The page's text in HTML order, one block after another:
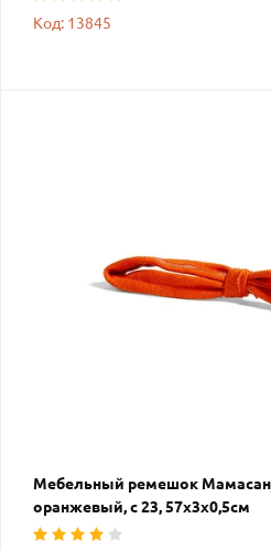
Код: 13845
Мебельный ремешок
оранжевый, с 23, 57х3х0,5см